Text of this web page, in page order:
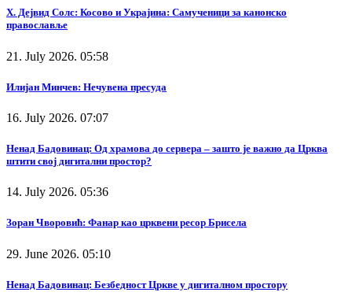
Х. Дејвид Солс: Косово и Украјина: Самученици за канонско
православље
21. July 2026. 05:58
Илијан Минчев: Нечувена пресуда
16. July 2026. 07:07
Ненад Бадовинац: Од храмова до сервера – зашто је важно да Црква
штити свој дигитални простор?
14. July 2026. 05:36
Зоран Чворовић: Фанар као црквени ресор Брисела
29. June 2026. 05:10
Ненад Бадовинац: Безбедност Цркве у дигиталном простору